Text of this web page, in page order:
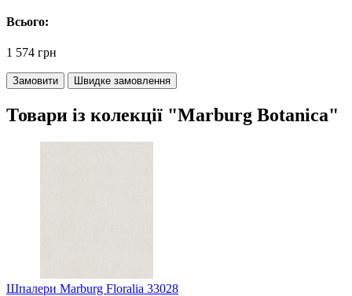
Всього:
1 574 грн
Замовити Швидке замовлення
Товари із колекції "Marburg Botanica"
Шпалери Marburg Floralia 33028